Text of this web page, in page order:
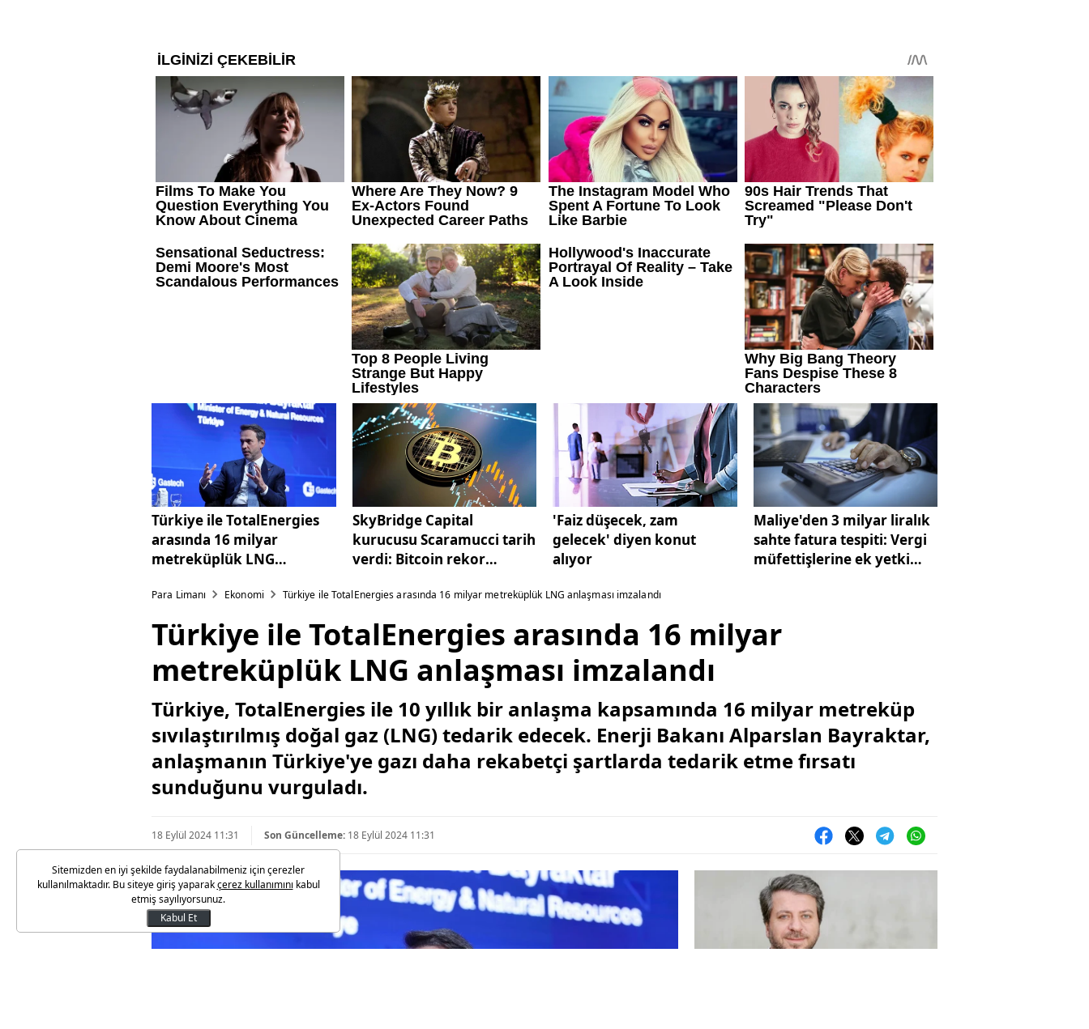
Türkiye ile TotalEnergies
arasında 16 milyar
metreküplük LNG
SkyBridge Capital
kurucusu Scaramucci tarih
verdi: Bitcoin rekor
'Faiz düşecek, zam
gelecek' diyen konut
alıyor
Maliye'den 3 milyar liralık
sahte fatura tespiti: Vergi
müfettişlerine ek yetki
Para Limanı Ekonomi Türkiye ile TotalEnergies arasında 16 milyar metreküplük LNG anlaşması imzalandı
Türkiye ile TotalEnergies arasında 16 milyar
metreküplük LNG anlaşması imzalandı
Türkiye, TotalEnergies ile 10 yıllık bir anlaşma kapsamında 16 milyar metreküp
sıvılaştırılmış doğal gaz (LNG) tedarik edecek. Enerji Bakanı Alparslan Bayraktar,
anlaşmanın Türkiye'ye gazı daha rekabetçi şartlarda tedarik etme fırsatı
sunduğunu vurguladı.
18 Eylül 2024 11:31 Son Güncelleme: 18 Eylül 2024 11:31
Sitemizden en iyi şekilde faydalanabilmeniz için çerezler
kullanılmaktadır. Bu siteye giriş yaparakçerez kullanımını kabul
etmiş sayılıyorsunuz.
Kabul Et